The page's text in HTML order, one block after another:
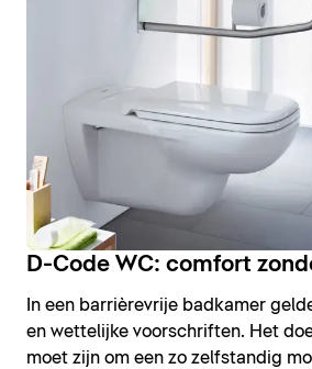
D-Code WC: comfort
In een barrièrevrije badkamer
en wettelijke voorschriften. Het
moet zijn om een zo zelfstandig